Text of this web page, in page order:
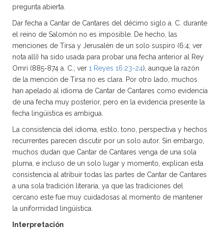
pregunta abierta.
Dar fecha a Cantar de Cantares del décimo siglo a. C. durante
el reino de Salomón no es imposible. De hecho, las
menciones de Tirsa y Jerusalén de un solo suspiro (6:4; ver
nota allí) ha sido usada para probar una fecha anterior al Rey
Omri (885-874 a. C.; ver 1 Reyes 16:23-24), aunque la razón
de la mención de Tirsa no es clara. Por otro lado, muchos
han apelado al idioma de Cantar de Cantares como evidencia
de una fecha muy posterior, pero en la evidencia presente la
fecha lingüística es ambigua.
La consistencia del idioma, estilo, tono, perspectiva y hechos
recurrentes parecen discutir por un solo autor. Sin embargo,
muchos dudan que Cantar de Cantares venga de una sola
pluma, e incluso de un solo lugar y momento, explican esta
consistencia al atribuir todas las partes de Cantar de Cantares
a una sola tradición literaria, ya que las tradiciones del
cercano este fue muy cuidadosas al momento de mantener
la uniformidad lingüística.
Interpretación